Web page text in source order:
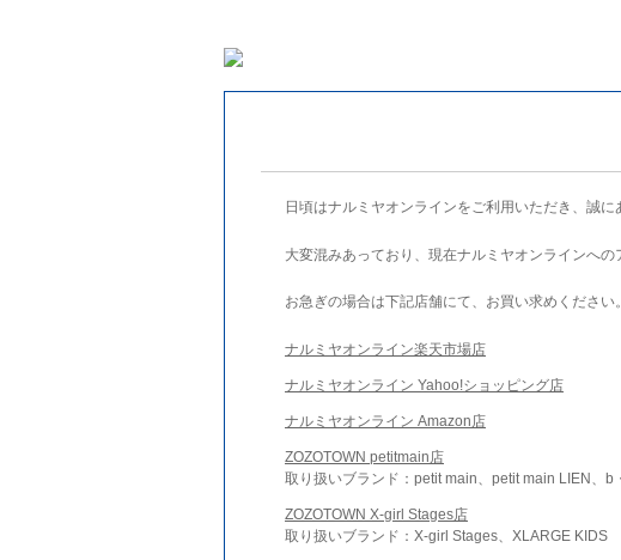
日頃はナルミヤオンラインをご利用いただき、誠に
大変混みあっており、現在ナルミヤオンラインへの
お急ぎの場合は下記店舗にて、お買い求めください。
ナルミヤオンライン楽天市場店
ナルミヤオンライン Yahoo!ショッピング店
ナルミヤオンライン Amazon店
ZOZOTOWN petitmain店
取り扱いブランド：petit main、petit main LIEN、b
ZOZOTOWN X-girl Stages店
取り扱いブランド：X-girl Stages、XLARGE KIDS